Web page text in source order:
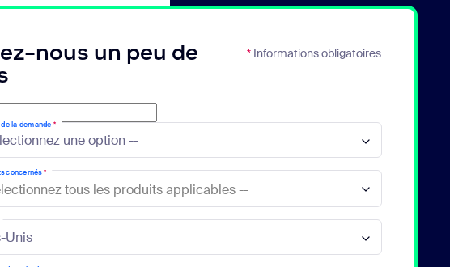
la clientèle de Zoom en ce moment.
Canvas
Performance CX
nous un peu de
* Informations obligatoires
e-mail*
la demande *
concernés*